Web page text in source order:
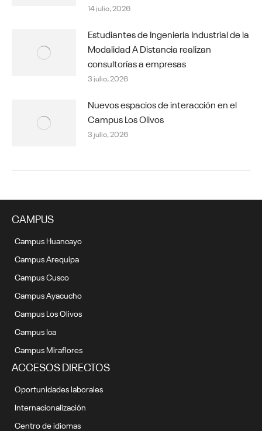
14 julio, 2026
Estudiantes de Ingeniería Industrial de la
Modalidad A Distancia realizan
consultorías a empresas
3 julio, 2026
Nuevos espacios de interacción en el
Campus Los Olivos
3 julio, 2026
CAMPUS
Campus Huancayo
Campus Arequipa
Campus Cusco
Campus Ayacucho
Campus Los Olivos
Campus Ica
Campus Miraflores
ACCESOS DIRECTOS
Oportunidades laborales
Internacionalización
Centro de idiomas